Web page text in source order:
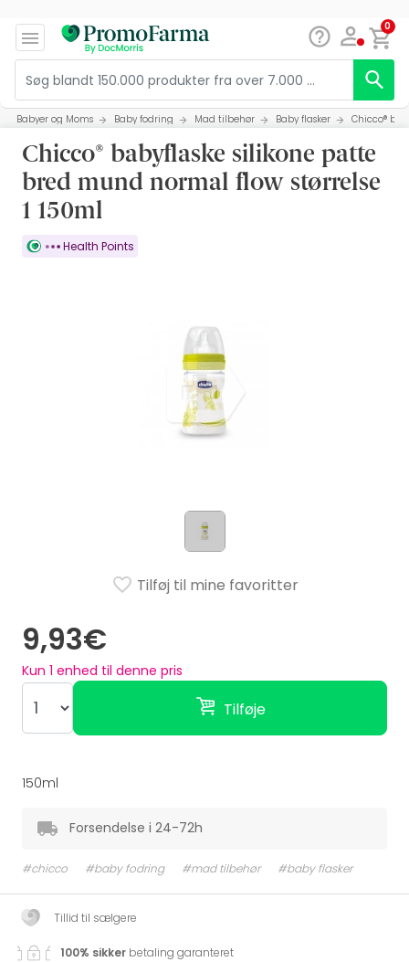
0
Babyer og Moms Baby fodring Mad tilbehør Baby flasker Chicco®
Chicco® babyflaske silikone patte
bred mund normal flow størrelse
1 150ml
Health Points
9,93€
Kun 1 enhed til denne pris
Tilføje
Tilføj til mine favoritter
150ml
Forsendelse i 24-72h
#chicco #baby fodring #mad tilbehør #baby flasker
Tillid til sælgere
100% sikker betaling garanteret